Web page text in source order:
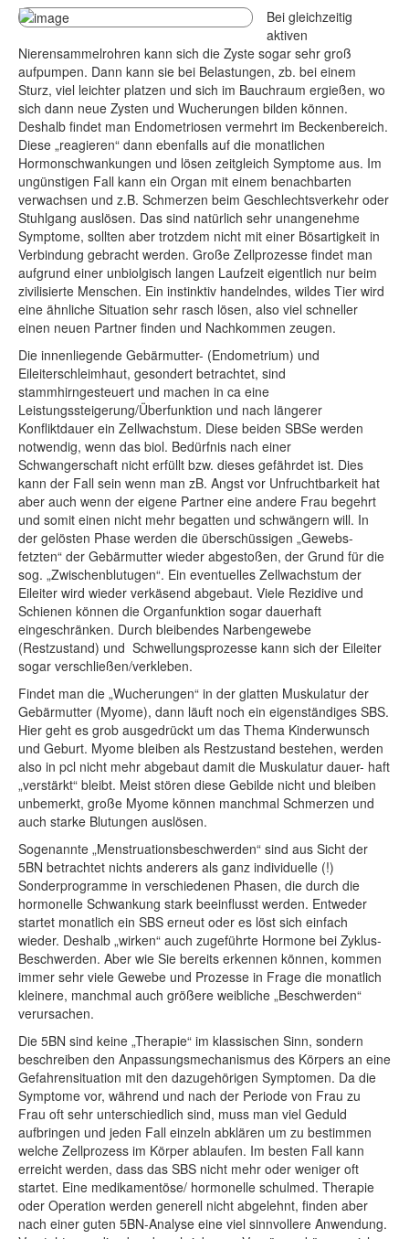
Bei gleichzeitig
aktiven
Nierensammelrohren kann sich die Zyste sogar sehr groß
aufpumpen. Dann kann sie bei Belastungen, zb. bei einem
Sturz, viel leichter platzen und sich im Bauchraum ergießen, wo
sich dann neue Zysten und Wucherungen bilden können.
Deshalb findet man Endometriosen vermehrt im Beckenbereich.
Diese „reagieren“ dann ebenfalls auf die monatlichen
Hormonschwankungen und lösen zeitgleich Symptome aus. Im
ungünstigen Fall kann ein Organ mit einem benachbarten
verwachsen und z.B. Schmerzen beim Geschlechtsverkehr oder
Stuhlgang auslösen. Das sind natürlich sehr unangenehme
Symptome, sollten aber trotzdem nicht mit einer Bösartigkeit in
Verbindung gebracht werden. Große Zellprozesse findet man
aufgrund einer unbiolgisch langen Laufzeit eigentlich nur beim
zivilisierte Menschen. Ein instinktiv handelndes, wildes Tier wird
eine ähnliche Situation sehr rasch lösen, also viel schneller
einen neuen Partner finden und Nachkommen zeugen.
Die innenliegende Gebärmutter- (Endometrium) und
Eileiterschleimhaut, gesondert betrachtet, sind
stammhirngesteuert und machen in ca eine
Leistungssteigerung/Überfunktion und nach längerer
Konfliktdauer ein Zellwachstum. Diese beiden SBSe werden
notwendig, wenn das biol. Bedürfnis nach einer
Schwangerschaft nicht erfüllt bzw. dieses gefährdet ist. Dies
kann der Fall sein wenn man zB. Angst vor Unfruchtbarkeit hat
aber auch wenn der eigene Partner eine andere Frau begehrt
und somit einen nicht mehr begatten und schwängern will. In
der gelösten Phase werden die überschüssigen „Gewebs-
fetzten“ der Gebärmutter wieder abgestoßen, der Grund für die
sog. „Zwischenblutugen“. Ein eventuelles Zellwachstum der
Eileiter wird wieder verkäsend abgebaut. Viele Rezidive und
Schienen können die Organfunktion sogar dauerhaft
eingeschränken. Durch bleibendes Narbengewebe
(Restzustand) und Schwellungsprozesse kann sich der Eileiter
sogar verschließen/verkleben.
Findet man die „Wucherungen“ in der glatten Muskulatur der
Gebärmutter (Myome), dann läuft noch ein eigenständiges SBS.
Hier geht es grob ausgedrückt um das Thema Kinderwunsch
und Geburt. Myome bleiben als Restzustand bestehen, werden
also in pcl nicht mehr abgebaut damit die Muskulatur dauer- haft
„verstärkt“ bleibt. Meist stören diese Gebilde nicht und bleiben
unbemerkt, große Myome können manchmal Schmerzen und
auch starke Blutungen auslösen.
Sogenannte „Menstruationsbeschwerden“ sind aus Sicht der
5BN betrachtet nichts anderers als ganz individuelle (!)
Sonderprogramme in verschiedenen Phasen, die durch die
hormonelle Schwankung stark beeinflusst werden. Entweder
startet monatlich ein SBS erneut oder es löst sich einfach
wieder. Deshalb „wirken“ auch zugeführte Hormone bei Zyklus-
Beschwerden. Aber wie Sie bereits erkennen können, kommen
immer sehr viele Gewebe und Prozesse in Frage die monatlich
kleinere, manchmal auch größere weibliche „Beschwerden“
verursachen.
Die 5BN sind keine „Therapie“ im klassischen Sinn, sondern
beschreiben den Anpassungsmechanismus des Körpers an eine
Gefahrensituation mit den dazugehörigen Symptomen. Da die
Symptome vor, während und nach der Periode von Frau zu
Frau oft sehr unterschiedlich sind, muss man viel Geduld
aufbringen und jeden Fall einzeln abklären um zu bestimmen
welche Zellprozess im Körper ablaufen. Im besten Fall kann
erreicht werden, dass das SBS nicht mehr oder weniger oft
startet. Eine medikamentöse/ hormonelle schulmed. Therapie
oder Operation werden generell nicht abgelehnt, finden aber
nach einer guten 5BN-Analyse eine viel sinnvollere Anwendung.